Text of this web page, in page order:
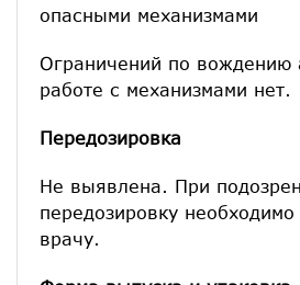
опасными механизмами
Ограничений по вождению
работе с механизмами нет.
Передозировка
Не выявлена. При
передозировку необходимо
врачу.